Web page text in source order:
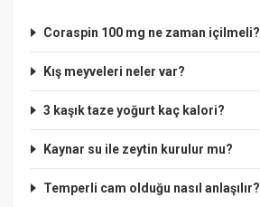
Coraspin 100 mg ne zaman içilmeli?
Kış meyveleri neler var?
3 kaşık taze yoğurt kaç kalori?
Kaynar su ile zeytin kurulur mu?
Temperli cam olduğu nasıl anlaşılır?